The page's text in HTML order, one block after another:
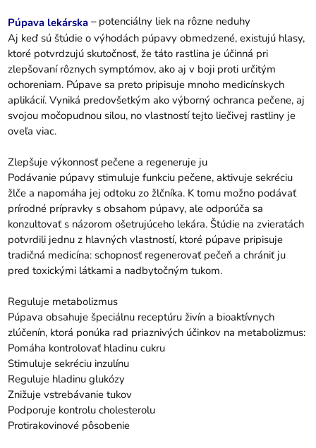
Púpava lekárska – potenciálny liek na rôzne neduhy
Aj keď sú štúdie o výhodách púpavy obmedzené, existujú hlasy,
ktoré potvrdzujú skutočnosť, že táto rastlina je účinná pri
zlepšovaní rôznych symptómov, ako aj v boji proti určitým
ochoreniam. Púpave sa preto pripisuje mnoho medicínskych
aplikácií. Vyniká predovšetkým ako výborný ochranca pečene, aj
svojou močopudnou silou, no vlastností tejto liečivej rastliny je
oveľa viac.
Zlepšuje výkonnosť pečene a regeneruje ju
Podávanie púpavy stimuluje funkciu pečene, aktivuje sekréciu
žlče a napomáha jej odtoku zo žlčníka. K tomu možno podávať
prírodné prípravky s obsahom púpavy, ale odporúča sa
konzultovať s názorom ošetrujúceho lekára. Štúdie na zvieratách
potvrdili jednu z hlavných vlastností, ktoré púpave pripisuje
tradičná medicína: schopnosť regenerovať pečeň a chrániť ju
pred toxickými látkami a nadbytočným tukom.
Reguluje metabolizmus
Púpava obsahuje špeciálnu receptúru živín a bioaktívnych
zlúčenín, ktorá ponúka rad priaznivých účinkov na metabolizmus:
Pomáha kontrolovať hladinu cukru
Stimuluje sekréciu inzulínu
Reguluje hladinu glukózy
Znižuje vstrebávanie tukov
Podporuje kontrolu cholesterolu
Protirakovinové pôsobenie